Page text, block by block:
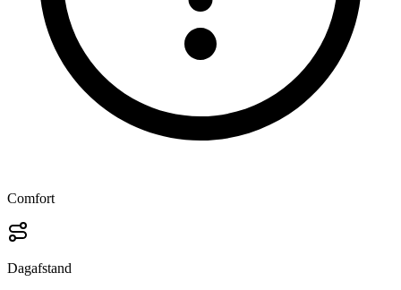
Comfort
Dagafstand